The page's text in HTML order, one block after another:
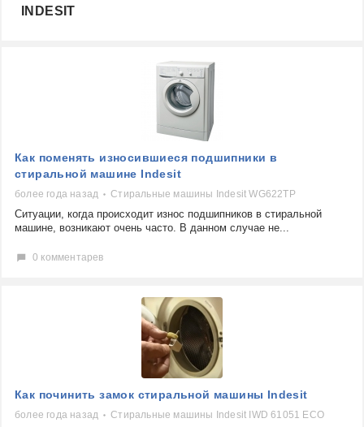
INDESIT
Как поменять износившиеся подшипники в
стиральной машине Indesit
более года назад Стиральные машины Indesit WG622ТР
Ситуации, когда происходит износ подшипников в стиральной
машине, возникают очень часто. В данном случае не...
0 комментарев
Как починить замок стиральной машины Indesit
более года назад Стиральные машины Indesit IWD 61051 ECO